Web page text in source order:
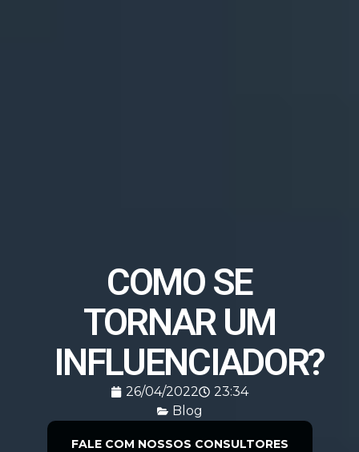
COMO SE
TORNAR UM
INFLUENCIADOR?
26/04/2022
23:34
Blog
FALE COM NOSSOS CONSULTORES